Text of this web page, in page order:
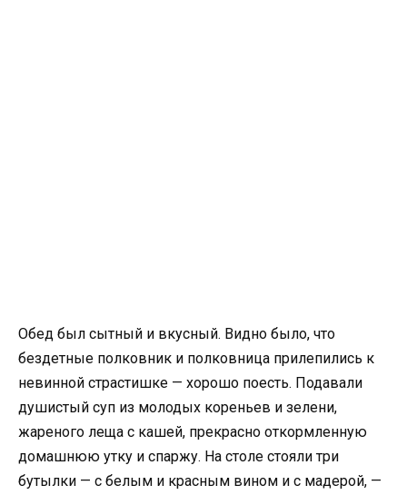
Обед был сытный и вкусный. Видно было, что
бездетные полковник и полковница прилепились к
невинной страстишке — хорошо поесть. Подавали
душистый суп из молодых кореньев и зелени,
жареного леща с кашей, прекрасно откормленную
домашнюю утку и спаржу. На столе стояли три
бутылки — с белым и красным вином и с мадерой, —